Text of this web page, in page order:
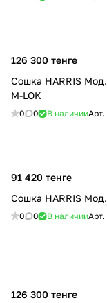
126 300 тенге
Сошка HARRIS
M-LOK
0 0 В наличииАрт.
91 420 тенге
Сошка HARRIS
0 0 В наличииАрт.
126 300 тенге